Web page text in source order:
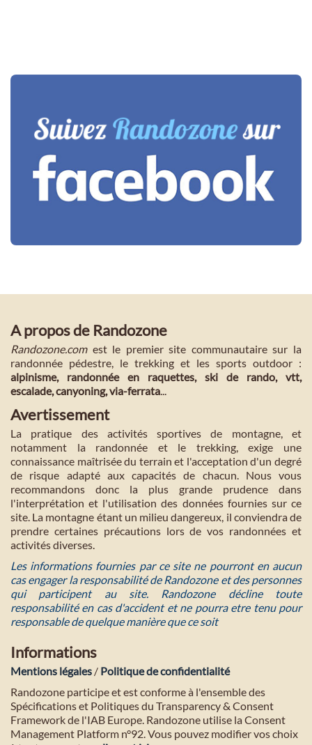
A propos de Randozone
Randozone.comest le premier site communautaire sur la
randonnée pédestre, le trekking et les sports outdoor :
alpinisme, randonnée en raquettes, ski de rando, vtt,
escalade, canyoning, via-ferrata...
Avertissement
La pratique des activités sportives de montagne, et
notamment la randonnée et le trekking, exige une
connaissance maîtrisée du terrain et l'acceptation d'un degré
de risque adapté aux capacités de chacun. Nous vous
recommandons donc la plus grande prudence dans
l'interprétation et l'utilisation des données fournies sur ce
site. La montagne étant un milieu dangereux, il conviendra de
prendre certaines précautions lors de vos randonnées et
activités diverses.
Les informations fournies par ce site ne pourront en aucun
cas engager la responsabilité de Randozone et des personnes
qui participent au site. Randozone décline toute
responsabilité en cas d'accident et ne pourra etre tenu pour
responsable de quelque manière que ce soit
Informations
Mentions légales / Politique de confidentialité
Randozone participe et est conforme à l'ensemble des
Spécifications et Politiques du Transparency & Consent
Framework de l'IAB Europe. Randozone utilise la Consent
Management Platform n°92. Vous pouvez modifier vos choix